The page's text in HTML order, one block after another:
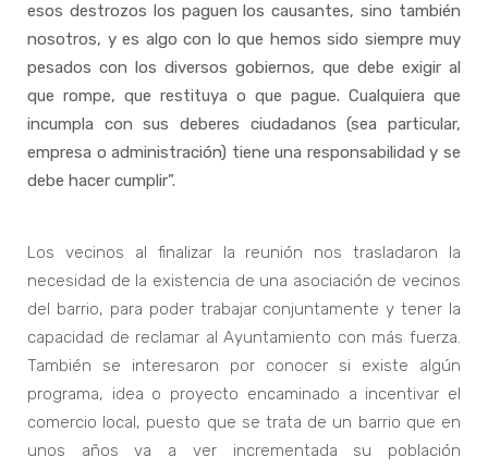
esos destrozos los paguen los causantes, sino también
nosotros, y es algo con lo que hemos sido siempre muy
pesados con los diversos gobiernos, que debe exigir al
que rompe, que restituya o que pague. Cualquiera que
incumpla con sus deberes ciudadanos (sea particular,
empresa o administración) tiene una responsabilidad y se
debe hacer cumplir”.
Los vecinos al finalizar la reunión nos trasladaron la
necesidad de la existencia de una asociación de vecinos
del barrio, para poder trabajar conjuntamente y tener la
capacidad de reclamar al Ayuntamiento con más fuerza.
También se interesaron por conocer si existe algún
programa, idea o proyecto encaminado a incentivar el
comercio local, puesto que se trata de un barrio que en
unos años va a ver incrementada su población